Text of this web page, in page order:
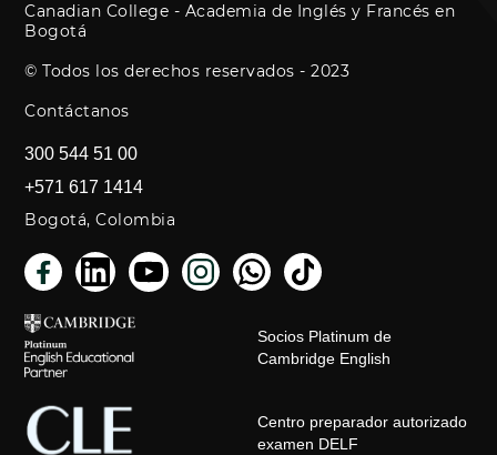
Canadian College - Academia de Inglés y Francés en
Bogotá
© Todos los derechos reservados - 2023
Contáctanos
300 544 51 00
+571 617 1414
Bogotá, Colombia
Socios Platinum de
Cambridge English
Centro preparador autorizado
examen DELF